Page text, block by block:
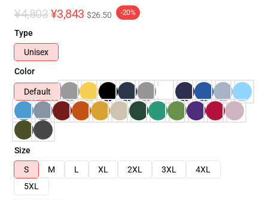
¥4,803 ¥3,843 $26.50 -20%
Type
Unisex
Color
Default
Size
S
M L XL 2XL 3XL
4XL
5XL